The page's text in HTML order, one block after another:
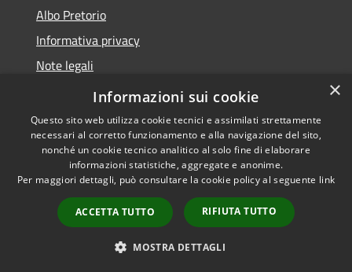
Albo Pretorio
Informativa privacy
Note legali
Dichiarazione di accessibilità
Accessibilità
Copyright © 2026 • Comune di
Casalbore • Powered by
Municipium•
Accesso
redazione
×
Informazioni sui cookie
Questo sito web utilizza cookie tecnici e assimilati strettamente
necessari al corretto funzionamento e alla navigazione del sito,
nonché un cookie tecnico analitico al solo fine di elaborare
informazioni statistiche, aggregate e anonime.
Per maggiori dettagli, può consultare la cookie policy al seguente link
ACCETTA TUTTO RIFIUTA TUTTO
MOSTRA DETTAGLI